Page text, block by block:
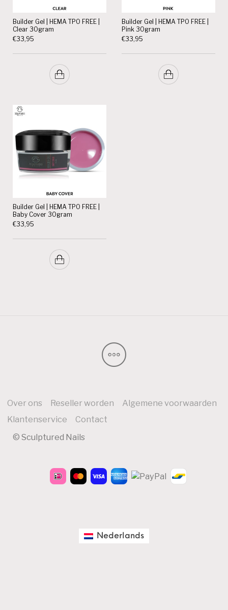
Builder Gel | HEMA TPO FREE |
Clear 30gram
€33,95
Builder Gel | HEMA TPO FREE |
Pink 30gram
€33,95
Builder Gel | HEMA TPO FREE |
Baby Cover 30gram
€33,95
Over ons Reseller worden
Algemene voorwaarden
Klantenservice
Contact
© Sculptured Nails
Nederlands